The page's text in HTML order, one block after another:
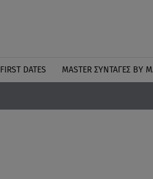
FIRST DATES MASTER ΣΥΝΤΑΓΈΣ BY